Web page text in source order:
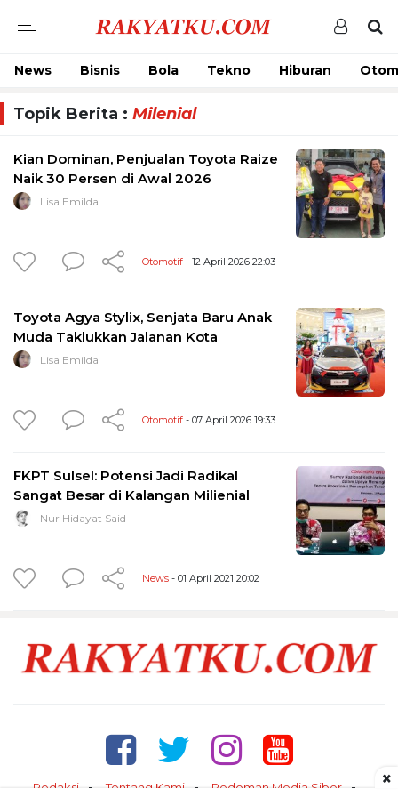
News Bisnis Bola Tekno Hiburan
Topik Berita : Milenial
Kian Dominan, Penjualan Toyota Raize
Naik 30 Persen di Awal 2026
Lisa Emilda
Otomotif - 12 April 2026 22:03
Toyota Agya Stylix, Senjata Baru Anak
Muda Taklukkan Jalanan Kota
Lisa Emilda
Otomotif - 07 April 2026 19:33
FKPT Sulsel: Potensi Jadi Radikal
Sangat Besar di Kalangan Milienial
Nur Hidayat Said
News - 01 April 2021 20:02
Redaksi Tentang Kami Pedoman Media Siber ×